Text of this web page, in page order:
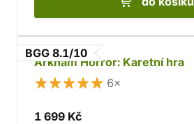
BGG 8.1/10
Arkham Horror: Karetní hra
6×
1 699 Kč